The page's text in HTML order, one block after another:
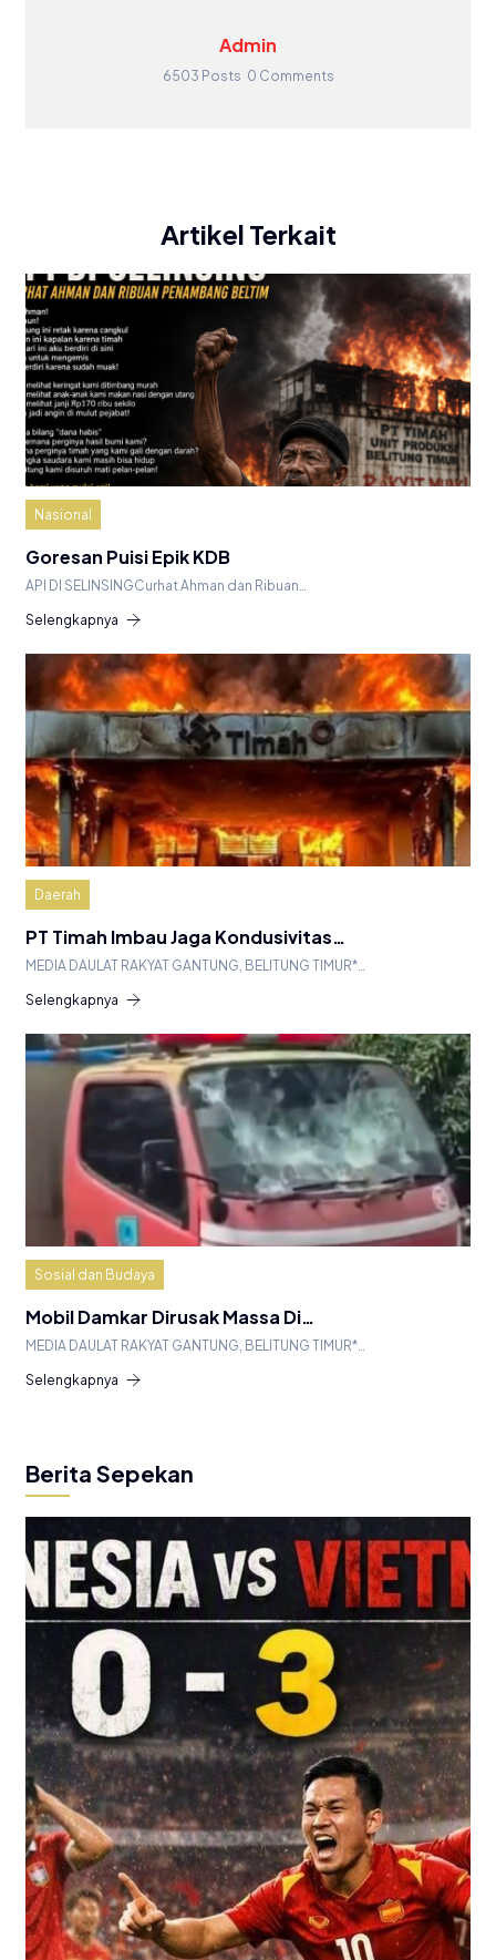
Admin
6503 Posts 0 Comments
Artikel Terkait
Nasional
Goresan Puisi Epik KDB
API DI SELINSINGCurhat Ahman dan Ribuan…
Selengkapnya
Daerah
PT Timah Imbau Jaga Kondusivitas…
MEDIA DAULAT RAKYAT GANTUNG, BELITUNG TIMUR*…
Selengkapnya
Sosial dan Budaya
Mobil Damkar Dirusak Massa Di…
MEDIA DAULAT RAKYAT GANTUNG, BELITUNG TIMUR*…
Selengkapnya
Berita Sepekan